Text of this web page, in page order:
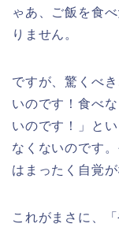
ゃあ、ご飯を食
りません。
ですが、驚くべ
いのです！食べ
いのです！」と
なくないのです
はまったく自覚が
これがまさに、